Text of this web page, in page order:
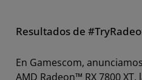
Resultados de
En Gamescom,
AMD Radeon™ RX 7800